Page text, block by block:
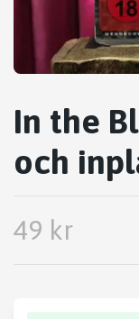
In the
och
49 kr